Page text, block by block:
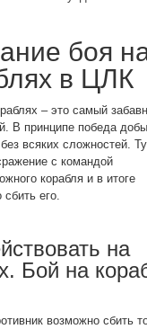
боя
в ЦЛК
– это самый
В принципе победа
всяких сложностей.
с командой
корабля и в итоге
его.
на
Бой на
возможно сбить